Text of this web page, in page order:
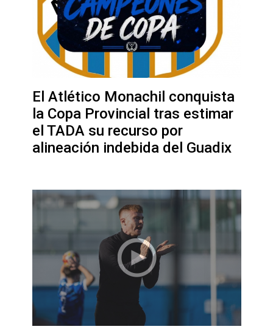
El Atlético Monachil conquista
la Copa Provincial tras estimar
el TADA su recurso por
alineación indebida del Guadix